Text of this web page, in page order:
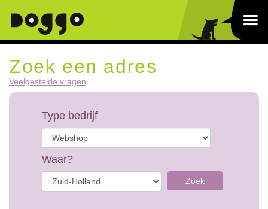
Zoek een adres
Veelgestelde vragen
Type bedrijf
Waar?
Zoek